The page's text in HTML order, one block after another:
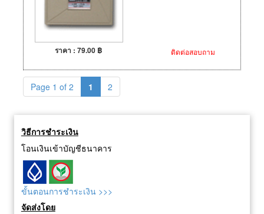
ราคา : 79.00 ฿ ติดต่อสอบถาม
Page 1 of 2 1 2
วิธีการชำระเงิน
โอนเงินเข้าบัญชีธนาคาร
ขั้นตอนการชำระเงิน >>>
จัดส่งโดย